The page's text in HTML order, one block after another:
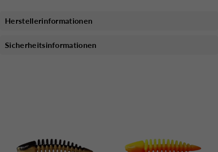
Herstellerinformationen
Sicherheitsinformationen